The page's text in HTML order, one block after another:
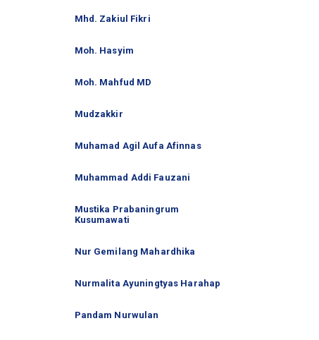
Mhd. Zakiul Fikri
Moh. Hasyim
Moh. Mahfud MD
Mudzakkir
Muhamad Agil Aufa Afinnas
Muhammad Addi Fauzani
Mustika Prabaningrum
Kusumawati
Nur Gemilang Mahardhika
Nurmalita Ayuningtyas Harahap
Pandam Nurwulan